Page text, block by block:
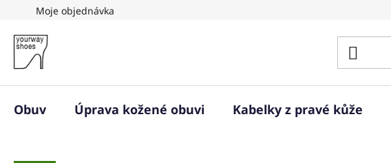
obsah
Moje objednávka
Obuv Úprava kožené obuvi Kabelky z pravé kůže